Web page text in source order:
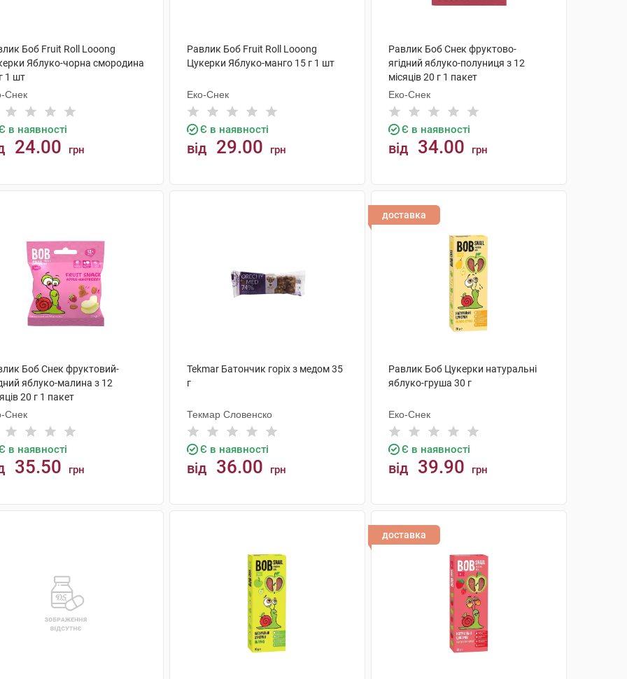
Боб Fruit Roll Looong
Яблуко-чорна смородина
1 шт
Снек
в наявності
24.00 грн
Равлик Боб Fruit Roll Looong
Цукерки Яблуко-манго 15 г 1 шт
Еко-Снек
Є в наявності
від 29.00 грн
Равлик Боб Снек фруктово-
ягідний яблуко-полуниця з 12
місяців 20 г 1 пакет
Еко-Снек
Є в наявності
від 34.00 грн
Боб Снек фруктовий-
яблуко-малина з 12
20 г 1 пакет
Снек
в наявності
35.50 грн
Tekmar Батончик горіх з медом 35
г
Текмар Словенско
Є в наявності
від 36.00 грн
доставка
Равлик Боб Цукерки натуральні
яблуко-груша 30 г
Еко-Снек
Є в наявності
від 39.90 грн
доставка